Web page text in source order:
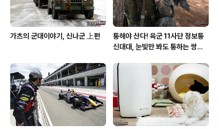
가츠의 군대이야기, 신나군 上편
통해야 산다! 육군 11사단 정보통
신대대, 눈빛만 봐도 통하는 쌍둥